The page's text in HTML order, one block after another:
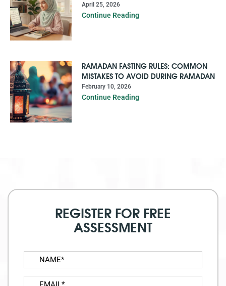
April 25, 2026
Continue Reading
RAMADAN FASTING RULES: COMMON
MISTAKES TO AVOID DURING RAMADAN
February 10, 2026
Continue Reading
REGISTER FOR FREE
ASSESSMENT